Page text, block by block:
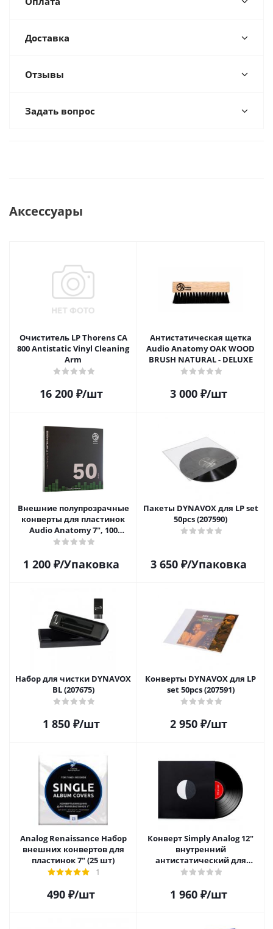
Доставка
Отзывы
Задать вопрос
Аксессуары
Очиститель LP Thorens CA
800 Antistatic Vinyl Cleaning
Arm
16 200₽/шт
Антистатическая щетка
Audio Anatomy OAK WOOD
BRUSH NATURAL - DELUXE
3 000₽/шт
Внешние полупрозрачные
конверты для пластинок
Audio Anatomy 7", 100
микрон, полиэтилен (50 шт)
1 200₽/Упаковка
Пакеты DYNAVOX для LP set
50pcs (207590)
3 650₽/Упаковка
Набор для чистки DYNAVOX
BL (207675)
1 850₽/шт
Конверты DYNAVOX для LP
set 50pcs (207591)
2 950₽/шт
Analog Renaissance Набор
внешних конвертов для
пластинок 7" (25 шт)
1
490 ₽/шт
Конверт Simply Analog 12"
внутренний
антистатический для
пластинок (25 шт)
1 960₽/шт